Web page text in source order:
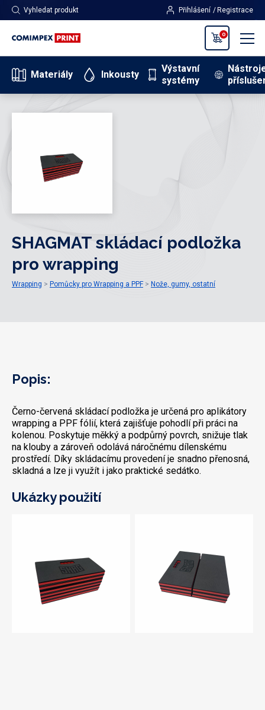
Vyhledat produkt Přihlášení Registrace
0
Materiály Inkousty
Výstavní
systémy
SHAGMAT skládací podložka
pro wrapping
Wrapping Pomůcky pro Wrapping a PPF Nože, gumy, ostatní
Popis:
Černo-červená skládací podložka je určená pro aplikátory
wrapping a PPF fólií, která zajišťuje pohodlí při práci na
kolenou. Poskytuje měkký a podpůrný povrch, snižuje tlak
na klouby a zároveň odolává náročnému dílenskému
prostředí. Díky skládacímu provedení je snadno přenosná,
skladná a lze ji využít i jako praktické sedátko.
Ukázky použití